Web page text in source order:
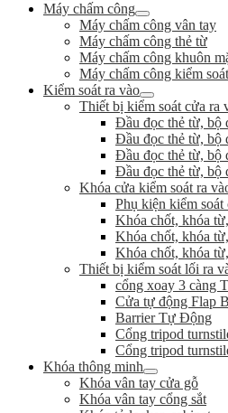
Máy chấm công
Máy chấm công vân tay
Máy chấm công thẻ từ
Máy chấm công khuôn
Máy chấm công kiểm
Kiểm soát ra vào
Thiết bị kiểm soát cửa ra
Đầu đọc thẻ từ, bộ
Đầu đọc thẻ từ, bộ
Đầu đọc thẻ từ, bộ
Đầu đọc thẻ từ, bộ
Khóa cửa kiểm soát ra
Phụ kiện kiểm soát
Khóa chốt, khóa
Khóa chốt, khóa
Khóa chốt, khóa
Thiết bị kiểm soát lối ra
cổng xoay 3 càng
Cửa tự động Flap
Barrier Tự Động
Cổng tripod
Cổng tripod
Khóa thông minh
Khóa vân tay cửa gỗ
Khóa vân tay cổng sắt